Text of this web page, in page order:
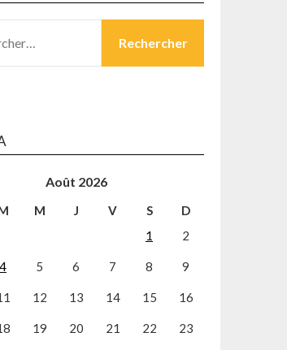
Août 2026
M J V S
D
1
2
4 5 6 7 8 9
12 13 14 15 16
19 20 21 22 23